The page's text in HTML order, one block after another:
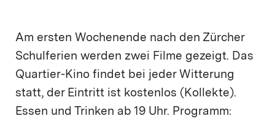
Am ersten Wochenende nach den Zürcher
Schulferien werden zwei Filme gezeigt. Das
Quartier-Kino findet bei jeder Witterung
statt, der Eintritt ist kostenlos (Kollekte).
Essen und Trinken ab 19 Uhr. Programm: